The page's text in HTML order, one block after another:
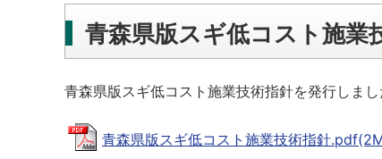
青森県版スギ低コスト施業
青森県版スギ低コスト施業技術指針を発行しまし
青森県版スギ低コスト施業技術指針